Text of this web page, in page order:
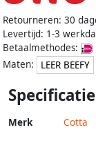
Retourneren: 30
Levertijd: 1-3
Betaalmethodes:
Maten:
LEER BEEFY
Merk Cotta